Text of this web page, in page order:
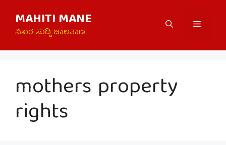
content
MAHITI MANE
ನಿಖರ ಸುದ್ದಿ ಜಾಲತಾಣ
Menu
mothers property
rights